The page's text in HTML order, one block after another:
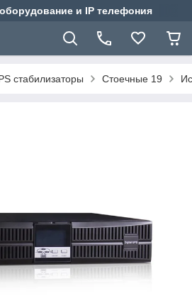
и IP телефония
стабилизаторы Стоечные 19